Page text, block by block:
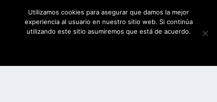
Utilizamos cookies para asegurar que damos la mejor
experiencia al usuario en nuestro sitio web. Si continúa
utilizando este sitio asumiremos que está de acuerdo.